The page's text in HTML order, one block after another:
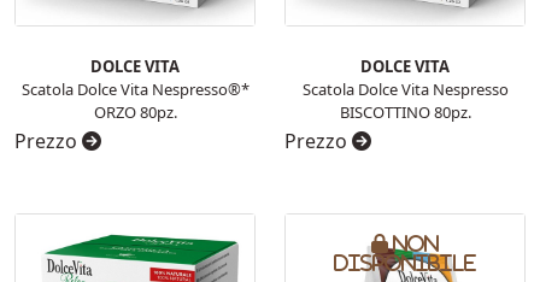
DOLCE VITA
Scatola Dolce Vita Nespresso®*
ORZO 80pz.
Prezzo
DOLCE VITA
Scatola Dolce Vita Nespresso
BISCOTTINO 80pz.
Prezzo
Non
disponibile